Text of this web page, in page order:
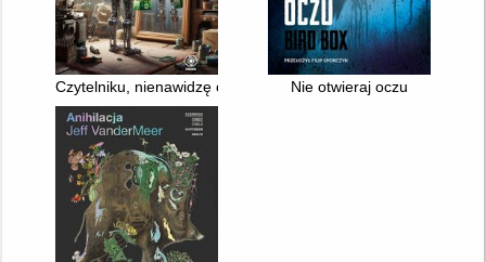
Czytelniku, nienawidzę cię! Nie otwieraj oczu